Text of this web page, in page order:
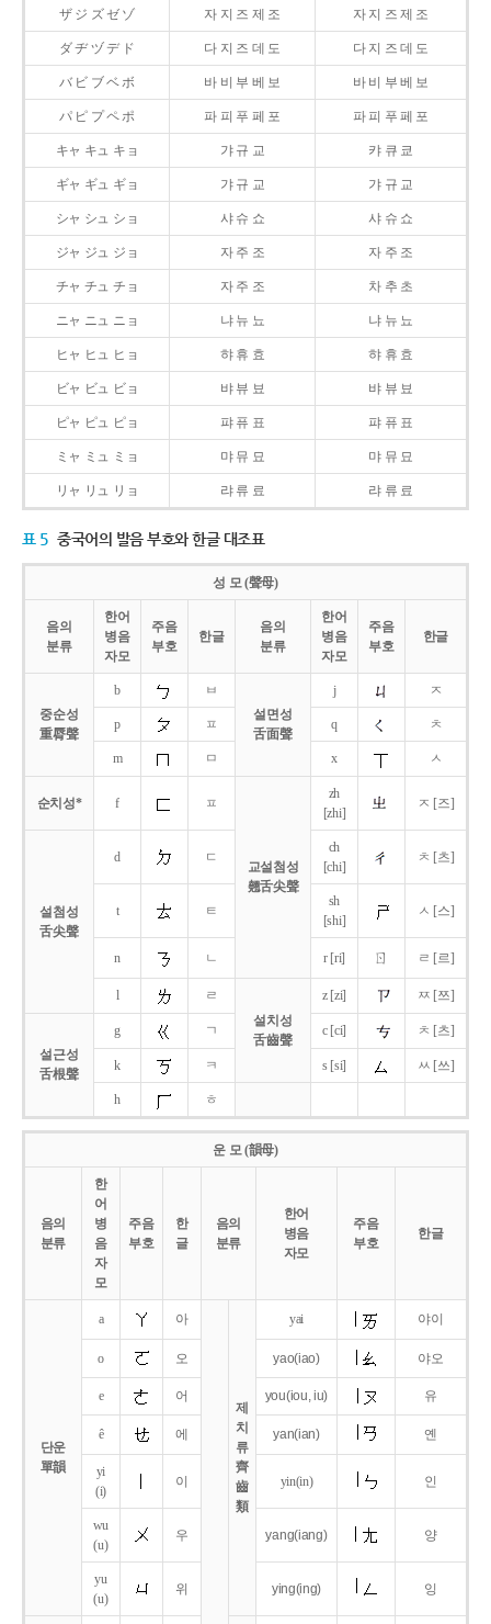
ザ ジ ズ ゼ ゾ 자 지 즈 제 조 자 지 즈 제 조
ダ ヂ ヅ デ ド 다 지 즈 데 도 다 지 즈 데 도
バ ビ ブ ベ ボ 바 비 부 베 보 바 비 부 베 보
パ ピ プ ペ ポ 파 피 푸 페 포 파 피 푸 페 포
キャ キュ キョ 갸 규 교 캬 큐 쿄
ギャ ギュ ギョ 갸 규 교 갸 규 교
シャ シュ ショ 샤 슈 쇼 샤 슈 쇼
ジャ ジュ ジョ 자 주 조 자 주 조
チャ チュ チョ 자 주 조 차 추 초
ニャ ニュ ニョ 냐 뉴 뇨 냐 뉴 뇨
ヒャ ヒュ ヒョ 햐 휴 효 햐 휴 효
ビャ ビュ ビョ 뱌 뷰 뵤 뱌 뷰 뵤
ピャ ピュ ピョ 퍄 퓨 표 퍄 퓨 표
ミャ ミュ ミョ 먀 뮤 묘 먀 뮤 묘
リャ リュ リョ 랴 류 료 랴 류 료
표 5 중국어의 발음 부호와 한글 대조표
성 모 (聲母)
음의
분류
한어
병음
자모
주음
부호
한글
음의
분류
한어
병음
자모
주음
부호
한글
중순성
重脣聲
b
ㅂ
설면성
舌面聲
j ㅈ
p ㅍ q ㅊ
m ㅁ x ㅅ
순치성* f ㅍ
교설첨성
翹舌尖聲
zh
[zhi]
ㅈ [즈]
설첨성
舌尖聲
d ㄷ
ch
[chi]
ㅊ [츠]
t ㅌ
sh
[shi]
ㅅ [스]
n ㄴ r [ri] ㄖ ㄹ [르]
l
ㄹ
설치성
舌齒聲
z [zi] ㅉ [쯔]
설근성
舌根聲
g ㄱ c [ci] ㅊ [츠]
k ㅋ s [si] ㅆ [쓰]
h ㅎ
운 모 (韻母)
음의
분류
한
어
병
음
자
모
주음
부호
한
글
음의
분류
한어
병음
자모
주음
부호
한글
단운
單韻
a 아
제
치
류
齊
齒
類
yai 야이
o 오 yao(iao) 야오
e 어 you(iou,iu) 유
ê 에 yan(ian) 옌
yi
(i)
이 yin(in) 인
wu
(u)
우 yang(iang) 양
yu
(u)
위 ying(ing) 잉